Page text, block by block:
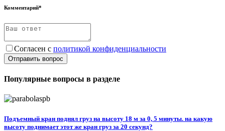
Комментарий*
Согласен с политикой конфиденциальности
Отправить вопрос
Популярные вопросы в разделе
Подъемный кран поднял груз на высоту 18 м за 0, 5 минуты. на какую
высоту поднимает этот же кран груз за 20 секунд?